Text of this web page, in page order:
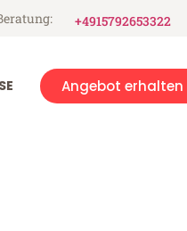
+4915792653322
Angebot erhalten